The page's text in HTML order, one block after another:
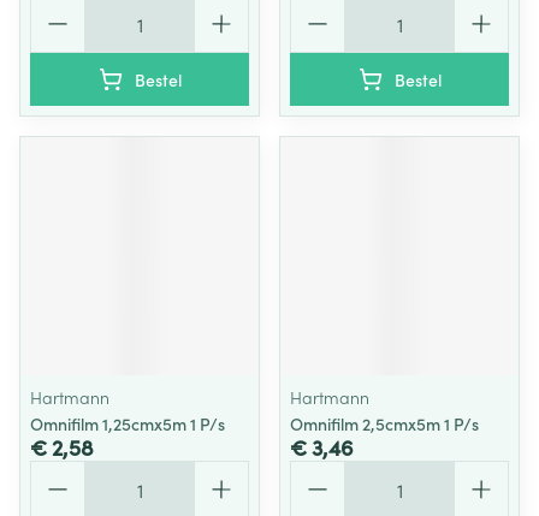
Bestel Bestel
Hartmann
Omnifilm 1,25cmx5m 1 P/s
€ 2,58
Hartmann
Omnifilm 2,5cmx5m 1 P/s
€ 3,46